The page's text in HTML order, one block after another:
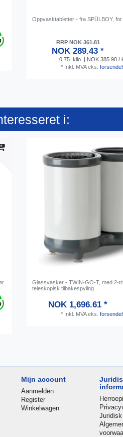
Oppvasktabletter - fra SPÜLBOY,
RRP NOK 361.81
NOK 289.43 *
0.75 kilo | NOK 385.90 /
* Inkl. MVAeks.
i:
Glassvasker - TWIN-GO-T, med 2-
teleskopisk tilbakespyling
NOK 1,696.61 *
* Inkl. MVAeks.
Mijn account
Aanmelden
Register
Winkelwagen